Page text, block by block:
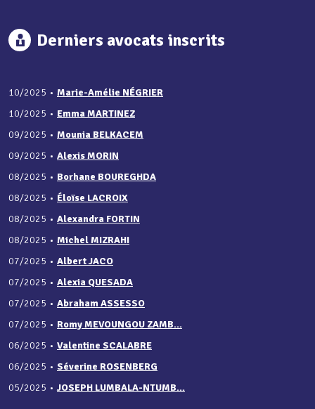
Derniers avocats inscrits
10/2025 • Marie-Amélie NÉGRIER
10/2025 • Emma MARTINEZ
09/2025 • Mounia BELKACEM
09/2025 • Alexis MORIN
08/2025 • Borhane BOUREGHDA
08/2025 • Éloïse LACROIX
08/2025 • Alexandra FORTIN
08/2025 • Michel MIZRAHI
07/2025 • Albert JACO
07/2025 • Alexia QUESADA
07/2025 • Abraham ASSESSO
07/2025 • Romy MEVOUNGOU ZAMB...
06/2025 • Valentine SCALABRE
06/2025 • Séverine ROSENBERG
05/2025 • JOSEPH LUMBALA-NTUMB...